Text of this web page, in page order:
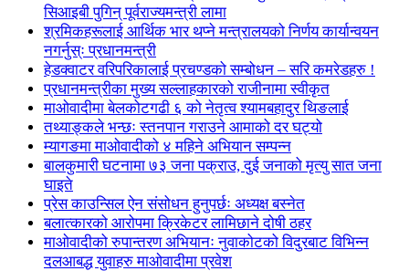
सिआइबी पुगिन् पूर्वराज्यमन्त्री लामा
श्रमिकहरूलाई आर्थिक भार थप्ने मन्त्रालयको निर्णय कार्यान्वयन
नगर्नुस्ः प्रधानमन्त्री
हेडक्वाटर वरिपरिकालाई प्रचण्डको सम्बोधन – सरि कमरेडहरु !
प्रधानमन्त्रीका मुख्य सल्लाहकारको राजीनामा स्वीकृत
माओवादीमा बेलकोटगढी ६ को नेतृत्व श्यामबहादुर थिङलाई
तथ्याङ्कले भन्छः स्तनपान गराउने आमाको दर घट्यो
म्यागङमा माओवादीको ४ महिने अभियान सम्पन्न
बालकुमारी घटनामा ७३ जना पक्राउ, दुई जनाको मृत्यु सात जना
घाइते
प्रेस काउन्सिल ऐन संसोधन हुनुपर्छः अध्यक्ष बस्नेत
बलात्कारको आरोपमा क्रिकेटर लामिछाने दोषी ठहर
माओवादीको रुपान्तरण अभियानः नुवाकोटको विदुरबाट विभिन्न
दलआबद्ध युवाहरु माओवादीमा प्रवेश